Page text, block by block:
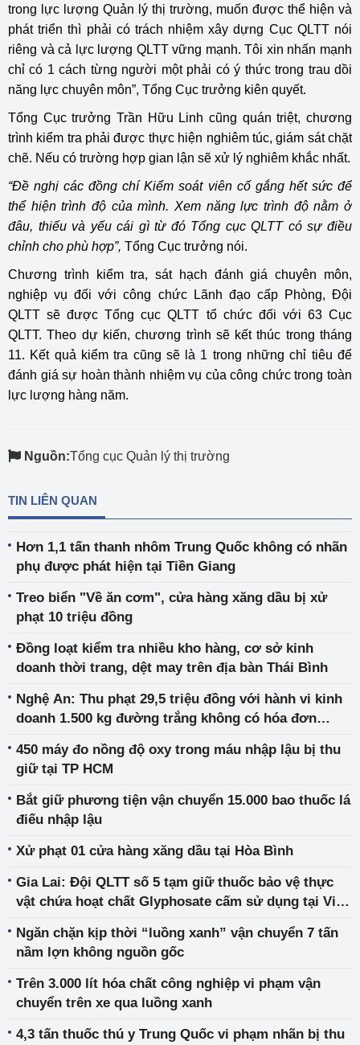
trong lực lượng Quản lý thị trường, muốn được thể hiện và
phát triển thì phải có trách nhiệm xây dựng Cục QLTT nói
riêng và cả lực lượng QLTT vững mạnh. Tôi xin nhấn mạnh
chỉ có 1 cách từng người một phải có ý thức trong trau dồi
năng lực chuyên môn”, Tổng Cục trưởng kiên quyết.
Tổng Cục trưởng Trần Hữu Linh cũng quán triệt, chương
trình kiểm tra phải được thực hiện nghiêm túc, giám sát chặt
chẽ. Nếu có trường hợp gian lận sẽ xử lý nghiêm khắc nhất.
“Đề nghị các đồng chí Kiểm soát viên cố gắng hết sức để
thể hiện trình độ của mình. Xem năng lực trình độ nằm ở
đâu, thiếu và yếu cái gì từ đó Tổng cục QLTT có sự điều
chỉnh cho phù hợp”, Tổng Cục trưởng nói.
Chương trình kiểm tra, sát hạch đánh giá chuyên môn,
nghiệp vụ đối với công chức Lãnh đạo cấp Phòng, Đội
QLTT sẽ được Tổng cục QLTT tổ chức đối với 63 Cục
QLTT. Theo dự kiến, chương trình sẽ kết thúc trong tháng
11. Kết quả kiểm tra cũng sẽ là 1 trong những chỉ tiêu để
đánh giá sự hoàn thành nhiệm vụ của công chức trong toàn
lực lượng hàng năm.
Nguồn:Tổng cục Quản lý thị trường
TIN LIÊN QUAN
Hơn 1,1 tấn thanh nhôm Trung Quốc không có nhãn
phụ được phát hiện tại Tiền Giang
Treo biển "Về ăn cơm", cửa hàng xăng dầu bị xử
phạt 10 triệu đồng
Đồng loạt kiểm tra nhiều kho hàng, cơ sở kinh
doanh thời trang, dệt may trên địa bàn Thái Bình
Nghệ An: Thu phạt 29,5 triệu đồng với hành vi kinh
doanh 1.500 kg đường trắng không có hóa đơn
450 máy đo nồng độ oxy trong máu nhập lậu bị thu
giữ tại TP HCM
Bắt giữ phương tiện vận chuyển 15.000 bao thuốc lá
điếu nhập lậu
Xử phạt 01 cửa hàng xăng dầu tại Hòa Bình
Gia Lai: Đội QLTT số 5 tạm giữ thuốc bảo vệ thực
vật chứa hoạt chất Glyphosate cấm sử dụng tại Việt
Ngăn chặn kịp thời “luồng xanh” vận chuyển 7 tấn
nầm lợn không nguồn gốc
Trên 3.000 lít hóa chất công nghiệp vi phạm vận
chuyển trên xe qua luồng xanh
4,3 tấn thuốc thú y Trung Quốc vi phạm nhãn bị thu